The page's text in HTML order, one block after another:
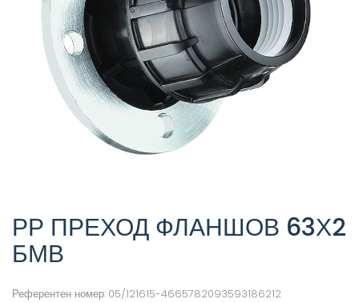
РР ПРЕХОД ФЛАНШОВ 63Х2
БМВ
Референтен номер: 05/121615-4665782093593186212